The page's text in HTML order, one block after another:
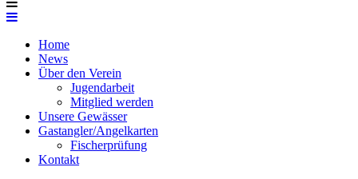
Home
News
Über den Verein
Jugendarbeit
Mitglied werden
Unsere Gewässer
Gastangler/Angelkarten
Fischerprüfung
Kontakt